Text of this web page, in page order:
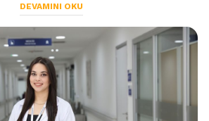
l...
DEVAMINI OKU